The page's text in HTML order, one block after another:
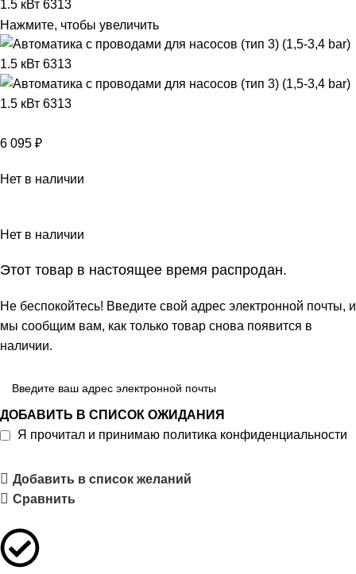
Нажмите, чтобы увеличить
6 095 ₽
Нет в наличии
Нет в наличии
Этот товар в настоящее время распродан.
Не беспокойтесь! Введите свой адрес электронной почты, и
мы сообщим вам, как только товар снова появится в
наличии.
ДОБАВИТЬ В СПИСОК ОЖИДАНИЯ
Я прочитал и принимаю политика конфиденциальности
Добавить в список желаний
Сравнить